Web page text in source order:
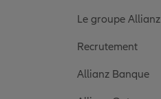
Le groupe Allianz
Recrutement
Allianz Banque